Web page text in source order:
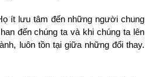
ít lưu tâm đến những người chung
đến chúng ta và khi chúng ta lên
luôn tồn tại giữa những đổi thay.